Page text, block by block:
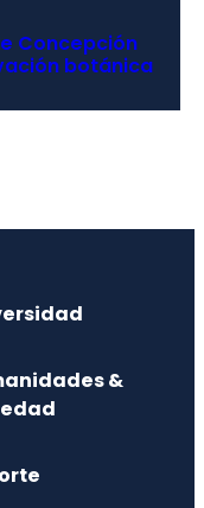
Concepción
botánica
&